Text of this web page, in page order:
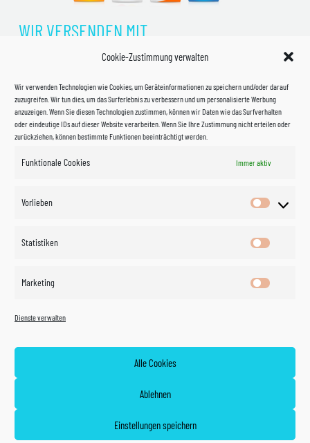
Cookie-Zustimmung verwalten
Wir verwenden Technologien wie Cookies, um Geräteinformationen zu speichern und/oder darauf
zuzugreifen. Wir tun dies, um das Surferlebnis zu verbessern und um personalisierte Werbung
anzuzeigen. Wenn Sie diesen Technologien zustimmen, können wir Daten wie das Surfverhalten
oder eindeutige IDs auf dieser Website verarbeiten. Wenn Sie Ihre Zustimmung nicht erteilen oder
zurückziehen, können bestimmte Funktionen beeinträchtigt werden.
Funktionale Cookies Immer aktiv
Vorlieben
Vorlieben
Statistiken
Marketing
Dienste verwalten
Alle Cookies
Ablehnen
Einstellungen speichern
WIR VERSENDEN MIT
©